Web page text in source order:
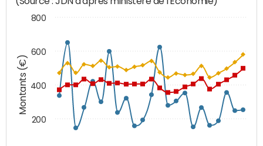
Montants (€)
200
400
600
800